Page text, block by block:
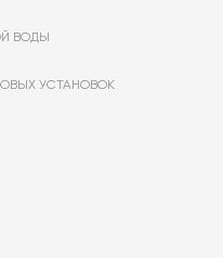
ВОДЫ
УСТАНОВОК